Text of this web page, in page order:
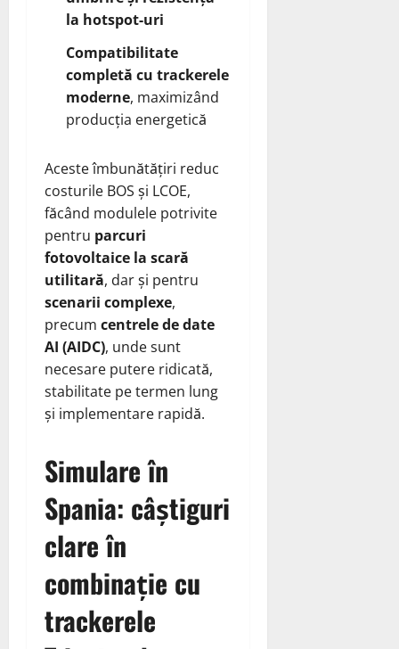
la hotspot-uri
Compatibilitate
completă cu trackerele
moderne, maximizând
producția energetică
Aceste îmbunătățiri reduc
costurile BOS și LCOE,
făcând modulele potrivite
pentru parcuri
fotovoltaice la scară
utilitară, dar și pentru
scenarii complexe,
precum centrele de date
AI (AIDC), unde sunt
necesare putere ridicată,
stabilitate pe termen lung
și implementare rapidă.
Simulare în
Spania: câștiguri
clare în
combinație cu
trackerele